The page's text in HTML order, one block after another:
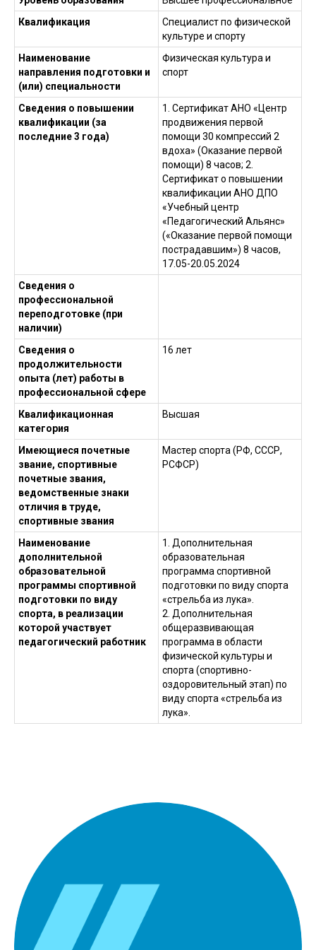
Квалификация
Специалист по физической
культуре и спорту
Наименование
направления подготовки и
(или) специальности
Физическая культура и
спорт
Сведения о повышении
квалификации (за
последние 3 года)
1. Сертификат АНО «Центр
продвижения первой
помощи 30 компрессий 2
вдоха» (Оказание первой
помощи) 8 часов; 2.
Сертификат о повышении
квалификации АНО ДПО
«Учебный центр
«Педагогический Альянс»
(«Оказание первой помощи
пострадавшим») 8 часов,
17.05-20.05.2024
Сведения о
профессиональной
переподготовке (при
наличии)
Сведения о
продолжительности
опыта (лет) работы в
профессиональной сфере
16 лет
Квалификационная
категория
Высшая
Имеющиеся почетные
звание, спортивные
почетные звания,
ведомственные знаки
отличия в труде,
спортивные звания
Мастер спорта (РФ, СССР,
РСФСР)
Наименование
дополнительной
образовательной
программы спортивной
подготовки по виду
спорта, в реализации
которой участвует
педагогический работник
1. Дополнительная
образовательная
программа спортивной
подготовки по виду спорта
«стрельба из лука».
2. Дополнительная
общеразвивающая
программа в области
физической культуры и
спорта (спортивно-
оздоровительный этап) по
виду спорта «стрельба из
лука».